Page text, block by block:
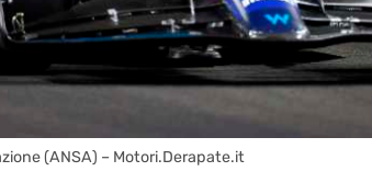
(ANSA) – Motori.Derapate.it